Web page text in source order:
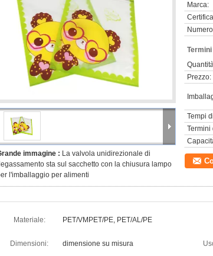
immagine : La valvola unidirezionale di
sta sul sacchetto con la chiusura lampo
l'imballaggio per alimenti
Marca:
Prezzo:
Tempi
Termini
Materiale: PET/VMPET/PE, PET/AL/PE
Dimensioni: dimensione su misura